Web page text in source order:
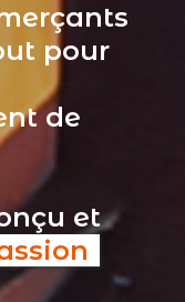
pour
de
et